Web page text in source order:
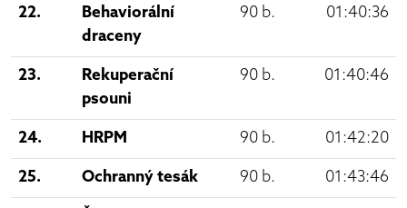
22.
Behaviorální
draceny
90 b. 01:40:36
23.
Rekuperační
psouni
90 b. 01:40:46
24. HRPM 90 b. 01:42:20
25. Ochranný tesák 90 b. 01:43:46